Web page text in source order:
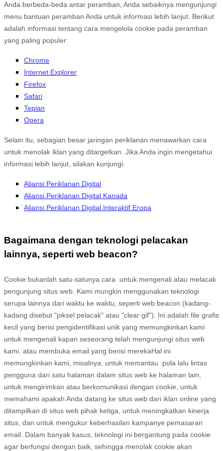
Anda berbeda-beda antar peramban, Anda sebaiknya mengunjungi
menu bantuan peramban Anda untuk informasi lebih lanjut. Berikut
adalah informasi tentang cara mengelola cookie pada peramban
yang paling populer:
Chrome
Internet Explorer
Firefox
Safari
Tepian
Opera
Selain itu, sebagian besar jaringan periklanan menawarkan cara
untuk menolak iklan yang ditargetkan. Jika Anda ingin mengetahui
informasi lebih lanjut, silakan kunjungi:
Aliansi Periklanan Digital
Aliansi Periklanan Digital Kanada
Aliansi Periklanan Digital Interaktif Eropa
Bagaimana dengan teknologi pelacakan
lainnya, seperti web beacon?
Cookie bukanlah satu-satunya cara untuk mengenali atau melacak
pengunjung situs web. Kami mungkin menggunakan teknologi
serupa lainnya dari waktu ke waktu, seperti web beacon (kadang-
kadang disebut "piksel pelacak" atau "clear gif"). Ini adalah file grafis
kecil yang berisi pengidentifikasi unik yang memungkinkan kami
untuk mengenali kapan seseorang telah mengunjungi situs web
kami. atau membuka email yang berisi merekaHal ini
memungkinkan kami, misalnya, untuk memantau
pola lalu lintas
pengguna dari satu halaman dalam situs web ke halaman lain,
untuk mengirimkan atau berkomunikasi dengan cookie, untuk
memahami apakah Anda datang ke situs web dari iklan online yang
ditampilkan di situs web pihak ketiga, untuk meningkatkan kinerja
situs, dan untuk mengukur keberhasilan kampanye pemasaran
email. Dalam banyak kasus, teknologi ini bergantung pada cookie
agar berfungsi dengan baik, sehingga menolak cookie akan